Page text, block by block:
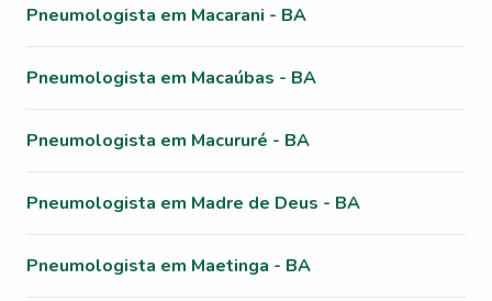
Pneumologista em Macarani - BA
Pneumologista em Macaúbas - BA
Pneumologista em Macururé - BA
Pneumologista em Madre de Deus - BA
Pneumologista em Maetinga - BA